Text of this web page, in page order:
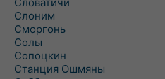
Слоним
Сморгонь
Солы
Сопоцкин
Станция Ошмяны